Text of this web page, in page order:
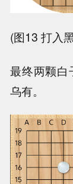
(图13 打入
最终两颗白
乌有。